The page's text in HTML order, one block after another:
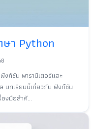
า Python
ก์ชัน พารามิเตอร์และ
บทเรียนนี้เกี่ยวกับ ฟังก์ชัน
งมือสำคั...